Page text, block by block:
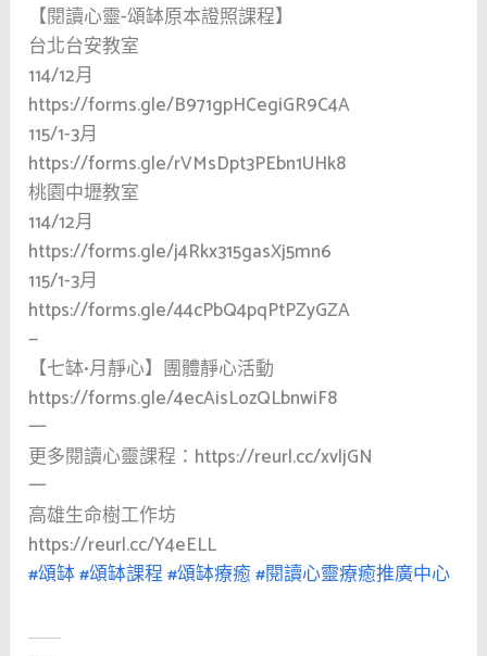
【閱讀心靈-頌缽原本證照課程】
台北台安教室
114/12月
https://forms.gle/B971gpHCegiGR9C4A
115/1-3月
https://forms.gle/rVMsDpt3PEbn1UHk8
桃園中壢教室
114/12月
https://forms.gle/j4Rkx315gasXj5mn6
115/1-3月
https://forms.gle/44cPbQ4pqPtPZyGZA
—
【七缽•月靜心】團體靜心活動
https://forms.gle/4ecAisLozQLbnwiF8
一
更多閱讀心靈課程：https://reurl.cc/xvljGN
一
高雄生命樹工作坊
https://reurl.cc/Y4eELL
#頌缽#頌缽課程#頌缽療癒#閱讀心靈療癒推廣中心